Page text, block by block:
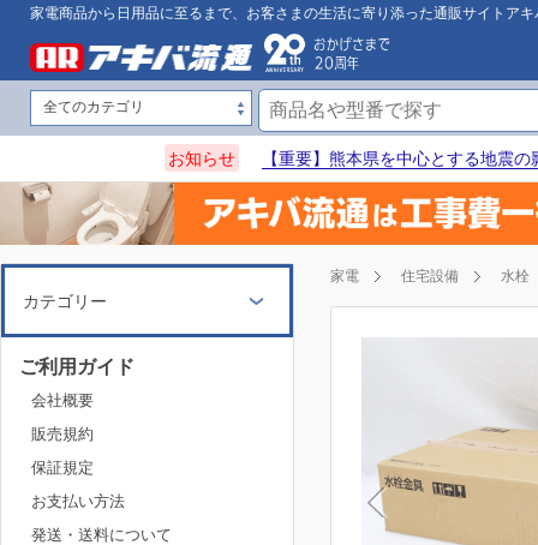
家電商品から日用品に至るまで、お客さまの生活に寄り添った通販サイトアキ
お知らせ 【重要】熊本県を中心とする地震
家電 住宅設備 水栓
カテゴリー
ご利用ガイド
会社概要
販売規約
保証規定
お支払い方法
発送・送料について